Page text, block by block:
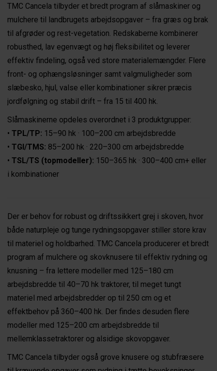
TMC Cancela tilbyder et bredt program af slåmaskiner og
mulchere til landbrugets arbejdsopgaver – fra græs og brak
til afgrøder og rest-vegetation. Redskaberne kombinerer
robusthed, lav egenvægt og høj fleksibilitet og leverer
effektiv findeling, også ved store materialemængder. Flere
front- og ophængsløsninger samt valgmuligheder som
slæbesko, hjul, valse eller kombinationer sikrer præcis
jordfølgning og stabil drift – fra 15 til 400 hk.
Slåmaskinerne opdeles overordnet i 3 produktgrupper:
• TPL/TP: 15–90 hk · 100–200 cm arbejdsbredde
• TGI/TMS: 85–200 hk · 220–300 cm arbejdsbredde
• TSL/TS (topmodeller): 150–365 hk · 300–400 cm+ eller
i kombinationer
Der er behov for robust og driftssikkert grej i skoven, hvor
både naturpleje og tunge rydningsopgaver stiller store krav
til materiel og holdbarhed. TMC Cancela producerer et bredt
program af mulchere og skovknusere til effektiv rydning og
knusning – fra lettere modeller med 125–180 cm
arbejdsbredde til 40–70 hk traktorer, til meget tungt
materiel med arbejdsbredder op til 250 cm og et
effektbehov på 360–400 hk. Der findes desuden flere
modeller med 125–200 cm arbejdsbredde til
mellemklassetraktorer og alsidige skovopgaver.
TMC Cancela tilbyder også grove knusere og stubfræsere